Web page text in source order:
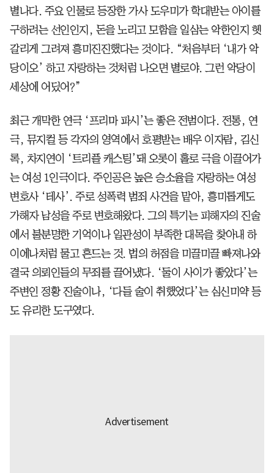
별나다. 주요 인물로 등장한 가사 도우미가 학대받는 아이를
구하려는 선인인지, 돈을 노리고 모함을 일삼는 악한인지 헷
갈리게 그려져 흥미진진했다는 것이다. “처음부터 ‘내가 악
당이오’ 하고 자랑하는 것처럼 나오면 별로야. 그런 악당이
세상에 어딨어?”
최근 개막한 연극 ‘프리마 파시’는 좋은 전범이다. 전통, 연
극, 뮤지컬 등 각자의 영역에서 호평받는 배우 이자람, 김신
록, 차지연이 ‘트리플 캐스팅’돼 오롯이 홀로 극을 이끌어가
는 여성 1인극이다. 주인공은 높은 승소율을 자랑하는 여성
변호사 ‘테사’. 주로 성폭력 범죄 사건을 맡아, 흥미롭게도
가해자 남성을 주로 변호해왔다. 그의 특기는 피해자의 진술
에서 불분명한 기억이나 일관성이 부족한 대목을 찾아내 하
이에나처럼 물고 흔드는 것. 법의 허점을 미끌미끌 빠져나와
결국 의뢰인들의 무죄를 끌어냈다. ‘둘이 사이가 좋았다’는
주변인 정황 진술이나, ‘다들 술이 취했었다’는 심신미약 등
도 유리한 도구였다.